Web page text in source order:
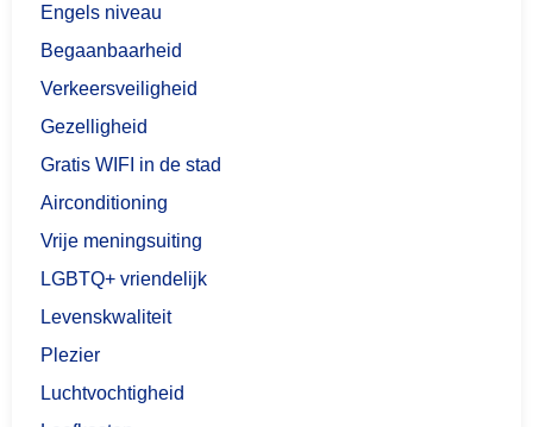
Engels niveau
Begaanbaarheid
Verkeersveiligheid
Gezelligheid
Gratis WIFI in de stad
Airconditioning
Vrije meningsuiting
LGBTQ+ vriendelijk
Levenskwaliteit
Plezier
Luchtvochtigheid